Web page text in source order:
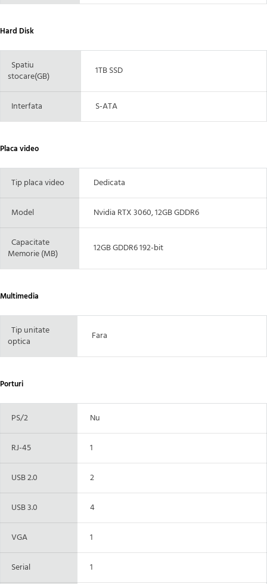
Hard Disk
Spatiu
stocare(GB)
1TB SSD
Interfata S-ATA
Placa video
Tip placa video Dedicata
Model Nvidia RTX 3060, 12GB GDDR6
Capacitate
Memorie (MB)
12GB GDDR6 192-bit
Multimedia
Tip unitate
optica
Fara
Porturi
PS/2 Nu
RJ-45 1
USB 2.0 2
USB 3.0 4
VGA 1
Serial 1